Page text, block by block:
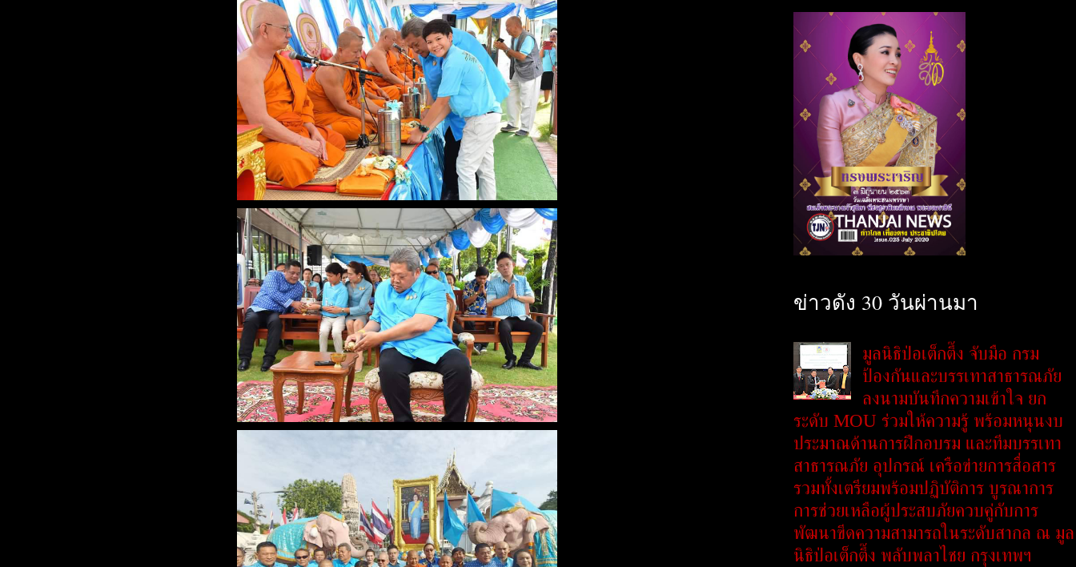
ข่าวดัง 30 วันผ่านมา
มูลนิธิป่อเต็กตึ๊ง จับมือ กรม
ป้องกันและบรรเทาสาธารณภัย
ลงนามบันทึกความเข้าใจ ยก
ระดับ MOU ร่วมให้ความรู้ พร้อมหนุนงบ
ประมาณด้านการฝึกอบรม และทีมบรรเทา
สาธารณภัย อุปกรณ์ เครือข่ายการสื่อสาร
รวมทั้งเตรียมพร้อมปฏิบัติการ บูรณาการ
การช่วยเหลือผู้ประสบภัยควบคู่กับการ
พัฒนาขีดความสามารถในระดับสากล ณ มูล
นิธิป่อเต็กตึ๊ง พลับพลาไชย กรุงเทพฯ